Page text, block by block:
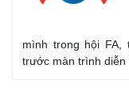
mình trong hội FA,
trước màn trình diễn